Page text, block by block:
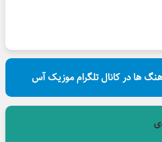
ها در کانال تلگرام موزیک آس